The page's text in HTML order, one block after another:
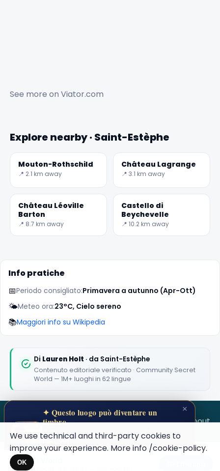
See more on Viator.com
Explore nearby · Saint-Estèphe
Mouton-Rothschild
📍 2.1 km away
Château Lagrange
📍 3.1 km away
Château Léoville
Barton
📍 8.7 km away
Castello di
Beychevelle
📍 10.2 km away
Info pratiche
📅Periodo consigliato:Primavera a autunno (Apr-Ott)
🌤️Meteo ora:23°C, Cielo sereno
📚Maggiori info su Wikipedia
Di Lauren Holt · da Saint-Estèphe
Contenuto editoriale verificato · Community Secret
World — 1M+ luoghi in 62 lingue
SECRET WORLD TermsPrivacyAbout
🏆
★★★★★
Keep Exploring the World
1,000,000+ places in your pocket. Free.
Maybe later
We use technical and third-party cookies to
improve your experience. More info /cookie-policy.
OK
× Secret World
Hidden places, real stories — plan your trip
×
✦ Questo luogo può diventare un
timbro
Colleziona i posti segreti nel tuo Secret